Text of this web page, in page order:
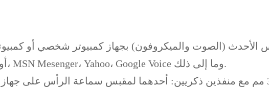
مع تطبيقات VOIP، مثل Skype أو برامج الدردشة، MSN Mesenger، Yahoo، Google Voice وما إلى ذلك.
موزع مكبر صوت وسماعات رأس مقاس 3.5 مم مع منفذين ذكريين: أحدهما لمقبس سماعة